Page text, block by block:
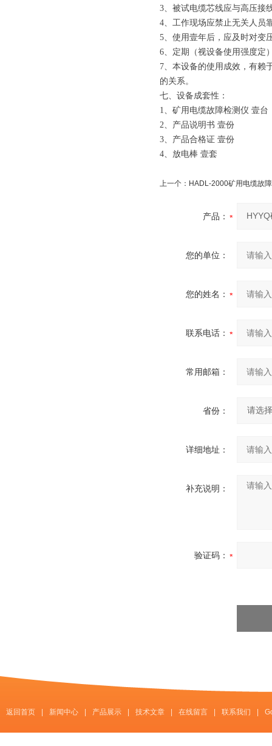
3、被试电缆芯线应与高压接
4、工作现场应禁止无关人员
5、使用壹年后，应及时对变
6、定期（视设备使用强度定
7、本设备的使用成效，有赖
的关系。
七、设备成套性：
1、矿用电缆故障检测仪 壹台
2、产品说明书 壹份
3、产品合格证 壹份
4、放电棒 壹套
上一个： HADL-2000矿用电缆故
产品：
您的单位：
您的姓名：
联系电话：
常用邮箱：
省份：
详细地址：
补充说明：
验证码：
返回首页 新闻中心 产品展示 技术文章 在线留言 联系我们